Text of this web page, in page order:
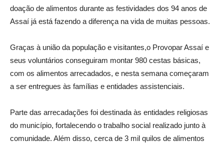
doação de alimentos durante as festividades dos 94 anos de
Assaí já está fazendo a diferença na vida de muitas pessoas.
Graças à união da população e visitantes,o Provopar Assaí e
seus voluntários conseguiram montar 980 cestas básicas,
com os alimentos arrecadados, e nesta semana começaram
a ser entregues às famílias e entidades assistenciais.
Parte das arrecadações foi destinada às entidades religiosas
do município, fortalecendo o trabalho social realizado junto à
comunidade. Além disso, cerca de 3 mil quilos de alimentos